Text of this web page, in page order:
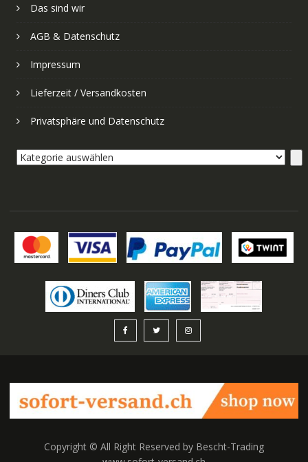
Das sind wir
AGB & Datenschutz
Impressum
Lieferzeit / Versandkosten
Privatsphäre und Datenschutz
Kategorie
Copyright © All Right Reserved by Bescht-Trading